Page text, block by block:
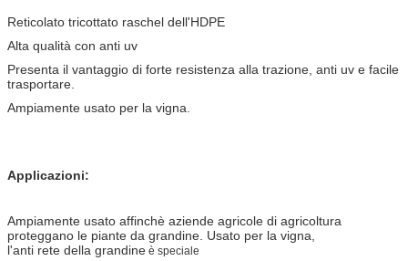
Reticolato tricottato raschel dell'HDPE
Alta qualità con anti uv
Presenta il vantaggio di forte resistenza alla trazione, anti uv e facile
trasportare.
Ampiamente usato per la vigna.
Applicazioni:
Ampiamente usato affinchè aziende agricole di agricoltura
proteggano le piante da grandine. Usato per la vigna,
l'anti rete della grandine è speciale